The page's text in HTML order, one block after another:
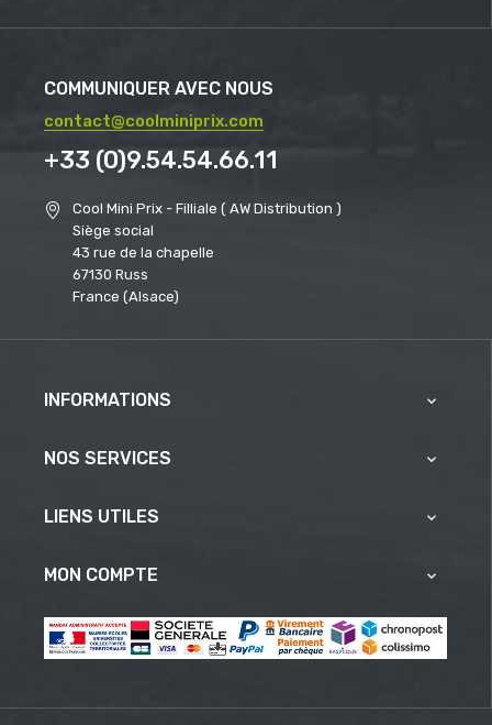
COMMUNIQUER AVEC NOUS
contact@coolminiprix.com
+33 (0)9.54.54.66.11
Cool Mini Prix - Filliale ( AW Distribution )
Siège social
43 rue de la chapelle
67130 Russ
France (Alsace)
INFORMATIONS 
NOS SERVICES 
LIENS UTILES 
MON COMPTE 